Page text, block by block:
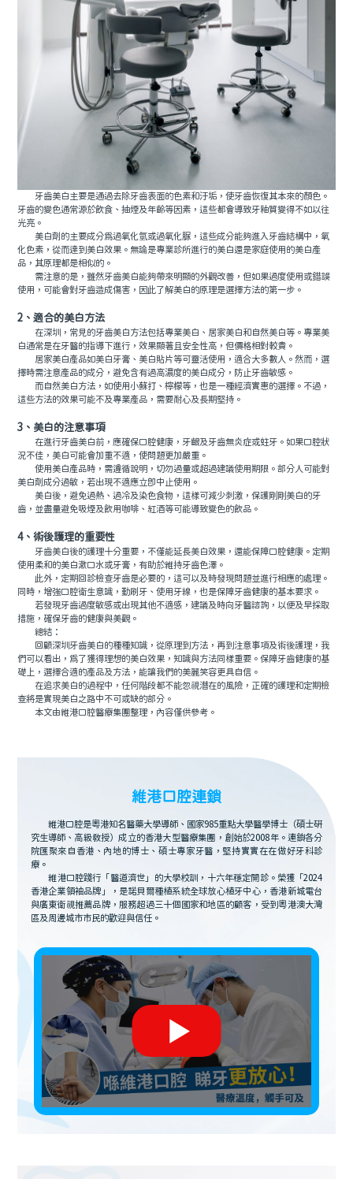
牙齒美白主要是通過去除牙齒表面的色素和汙垢，使牙齒恢復其本來的顏色。
牙齒的變色通常源於飲食、抽煙及年齡等因素，這些都會導致牙釉質變得不如以往
光亮。
美白劑的主要成分為過氧化氫或過氧化脲，這些成分能夠進入牙齒結構中，氧
化色素，從而達到美白效果。無論是專業診所進行的美白還是家庭使用的美白產
品，其原理都是相似的。
需注意的是，雖然牙齒美白能夠帶來明顯的外觀改善，但如果過度使用或錯誤
使用，可能會對牙齒造成傷害，因此了解美白的原理是選擇方法的第一步。
2、適合的美白方法
在深圳，常見的牙齒美白方法包括專業美白、居家美白和自然美白等。專業美
白通常是在牙醫的指導下進行，效果顯著且安全性高，但價格相對較貴。
居家美白產品如美白牙膏、美白貼片等可靈活使用，適合大多數人。然而，選
擇時需注意產品的成分，避免含有過高濃度的美白成分，防止牙齒敏感。
而自然美白方法，如使用小蘇打、檸檬等，也是一種經濟實惠的選擇。不過，
這些方法的效果可能不及專業產品，需要耐心及長期堅持。
3、美白的注意事項
在進行牙齒美白前，應確保口腔健康，牙齦及牙齒無炎症或蛀牙。如果口腔狀
況不佳，美白可能會加重不適，使問題更加嚴重。
使用美白產品時，需遵循說明，切勿過量或超過建議使用期限。部分人可能對
美白劑成分過敏，若出現不適應立即中止使用。
美白後，避免過熱、過冷及染色食物，這樣可減少刺激，保護剛剛美白的牙
齒，並盡量避免吸煙及飲用咖啡、紅酒等可能導致變色的飲品。
4、術後護理的重要性
牙齒美白後的護理十分重要，不僅能延長美白效果，還能保障口腔健康。定期
使用柔和的美白漱口水或牙膏，有助於維持牙齒色澤。
此外，定期回診檢查牙齒是必要的，這可以及時發現問題並進行相應的處理。
同時，增強口腔衛生意識，勤刷牙、使用牙線，也是保障牙齒健康的基本要求。
若發現牙齒過度敏感或出現其他不適感，建議及時向牙醫諮詢，以便及早採取
措施，確保牙齒的健康與美觀。
總結：
回顧深圳牙齒美白的種種知識，從原理到方法，再到注意事項及術後護理，我
們可以看出，為了獲得理想的美白效果，知識與方法同樣重要。保障牙齒健康的基
礎上，選擇合適的產品及方法，能讓我們的美麗笑容更具自信。
在追求美白的過程中，任何階段都不能忽視潛在的風險，正確的護理和定期檢
查將是實現美白之路中不可或缺的部分。
本文由維港口腔醫療集團整理，內容僅供參考。
維港口腔連鎖
維港口腔是粵港知名醫藥大學導師、國家985重點大學醫學博士（碩士研
究生導師、高級教授）成立的香港大型醫療集團，創始於2008年。連鎖各分
院匯聚來自香港、內地的博士、碩士專家牙醫，堅持實實在在做好牙科診
療。
維港口腔踐行「醫道濟世」的大學校訓，十六年穩定開診。榮獲「2024
香港企業領袖品牌」，是諾貝爾種植系統全球放心植牙中心，香港新城電台
與廣東衛視推薦品牌，服務超過三十個國家和地區的顧客，受到粵港澳大灣
區及周邊城市市民的歡迎與信任。